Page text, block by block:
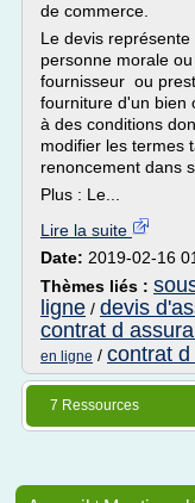
de commerce.
Le devis
personne morale
fournisseur ou
fourniture d'un bien
à des conditions
modifier les termes
renoncement dans
Plus : Le...
Lire la suite
Date: 2019-02-16
Thèmes liés :
ligne / devis
contrat d
en ligne / contrat
7 Ressources